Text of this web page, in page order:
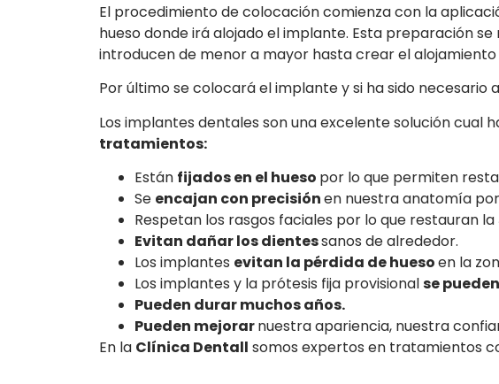
El procedimiento de colocación comienza con la
hueso donde irá alojado el implante. Esta preparación
introducen de menor a mayor hasta crear el
Por último se colocará el implante y si ha sido necesario
Los implantes dentales son una excelente solución cual
tratamientos:
Están fijados en el hueso por lo que permiten
Se encajan con precisiónen nuestra anatomía
Respetan los rasgos faciales por lo que restauran la
Evitan dañar los dientessanos de alrededor.
Los implantes evitan la pérdida de huesoen la
Los implantes y la prótesis fija provisionalse
Pueden durar muchos años.
Pueden mejorarnuestra apariencia, nuestra
En la Clínica Dentall somos expertos en tratamientos